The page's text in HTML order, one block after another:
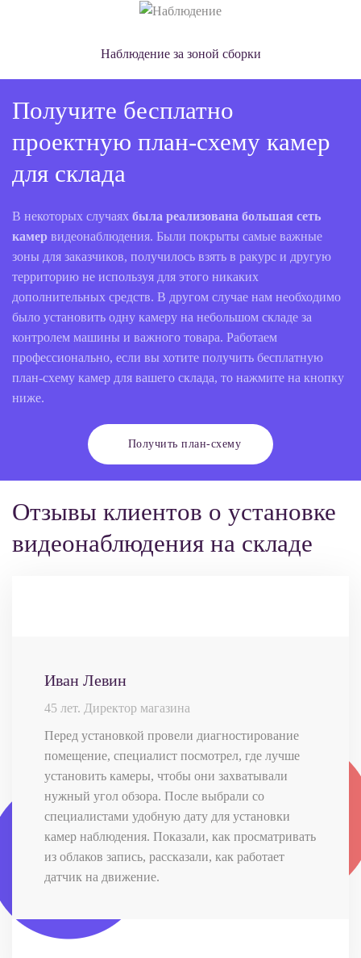
Наблюдение за зоной сборки
Получите бесплатно
проектную план-схему камер
для склада
В некоторых случаях была реализована большая сеть
камер видеонаблюдения. Были покрыты самые важные
зоны для заказчиков, получилось взять в ракурс и другую
территорию не используя для этого никаких
дополнительных средств. В другом случае нам необходимо
было установить одну камеру на небольшом складе за
контролем машины и важного товара. Работаем
профессионально, если вы хотите получить бесплатную
план-схему камер для вашего склада, то нажмите на кнопку
ниже.
Получить план-схему
Отзывы клиентов о установке
видеонаблюдения на складе
Иван Левин
45 лет. Директор магазина
Перед установкой провели диагностирование
помещение, специалист посмотрел, где лучше
установить камеры, чтобы они захватывали
нужный угол обзора. После выбрали со
специалистами удобную дату для установки
камер наблюдения. Показали, как просматривать
из облаков запись, рассказали, как работает
датчик на движение.